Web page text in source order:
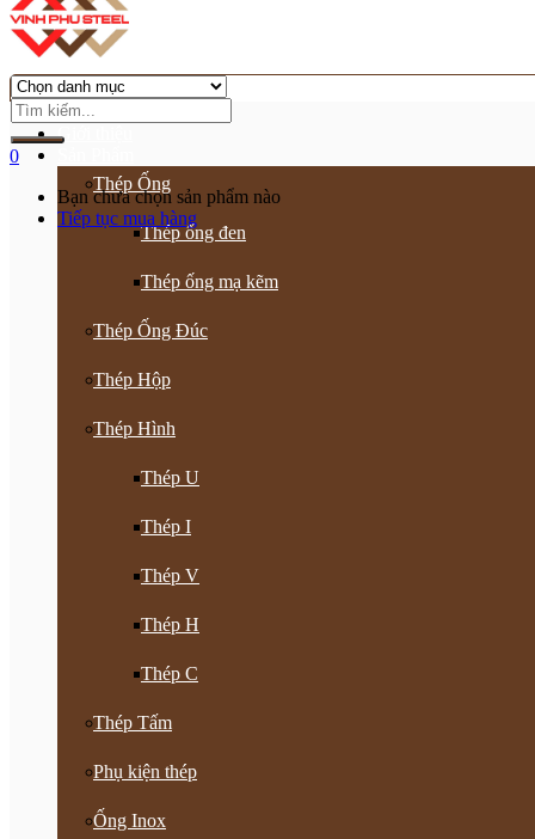
0
Bạn chưa chọn sản phẩm nào
Tiếp tục mua hàng
Trang chủ
Giới thiệu
Thép Ống
Thép ống đen
Thép ống mạ kẽm
Thép Ống Đúc
Thép Hộp
Thép Hình
Thép U
Thép I
Thép V
Thép H
Thép C
Thép Tấm
Phụ kiện thép
Ống Inox